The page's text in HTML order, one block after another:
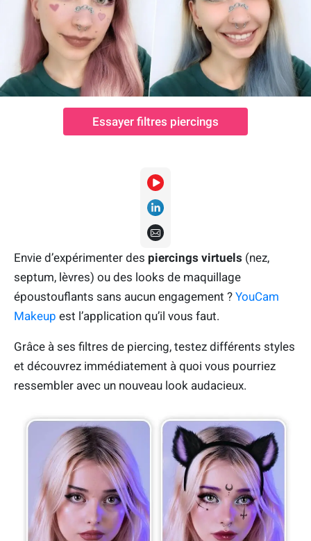
Essayer filtres piercings
Envie d’expérimenter des piercings virtuels (nez,
septum, lèvres) ou des looks de maquillage
époustouflants sans aucun engagement ? YouCam
Makeup est l’application qu’il vous faut.
Grâce à ses filtres de piercing, testez différents styles
et découvrez immédiatement à quoi vous pourriez
ressembler avec un nouveau look audacieux.